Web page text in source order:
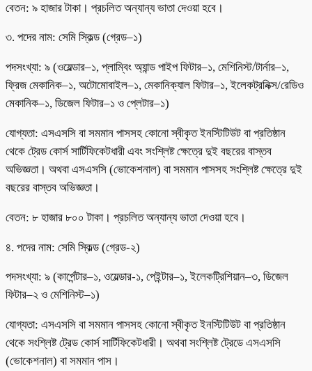
বেতন: ৯ হাজার টাকা। প্রচলিত অন্যান্য ভাতা দেওয়া হবে।
৩. পদের নাম: সেমি স্কিল্ড (গ্রেড–১)
পদসংখ্যা: ৯ (ওয়েল্ডার–১, প্লাম্বিং অ্যান্ড পাইপ ফিটার–১, মেশিনিস্ট/টার্নার–১,
ফ্রিজ মেকানিক–১, অটোমোবাইল–১, মেকানিক্যাল ফিটার–১, ইলেকট্রনিক্স/রেডিও
মেকানিক–১, ডিজেল ফিটার–১ ও প্লেটার–১)
যোগ্যতা: এসএসসি বা সমমান পাসসহ কোনো স্বীকৃত ইনস্টিটিউট বা প্রতিষ্ঠান
থেকে ট্রেড কোর্স সার্টিফিকেটধারী এবং সংশ্লিষ্ট ক্ষেত্রে দুই বছরের বাস্তব
অভিজ্ঞতা। অথবা এসএসসি (ভোকেশনাল) বা সমমান পাসসহ সংশ্লিষ্ট ক্ষেত্রে দুই
বছরের বাস্তব অভিজ্ঞতা।
বেতন: ৮ হাজার ৮০০ টাকা। প্রচলিত অন্যান্য ভাতা দেওয়া হবে।
৪. পদের নাম: সেমি স্কিল্ড (গ্রেড-২)
পদসংখ্যা: ৯ (কার্পেন্টার–১, ওয়েল্ডার-১, পেইন্টার–১, ইলেকট্রিশিয়ান–৩, ডিজেল
ফিটার–২ ও মেশিনিস্ট–১)
যোগ্যতা: এসএসসি বা সমমান পাসসহ কোনো স্বীকৃত ইনস্টিটিউট বা প্রতিষ্ঠান
থেকে সংশ্লিষ্ট ট্রেড কোর্স সার্টিফিকেটধারী। অথবা সংশ্লিষ্ট ট্রেডে এসএসসি
(ভোকেশনাল) বা সমমান পাস।